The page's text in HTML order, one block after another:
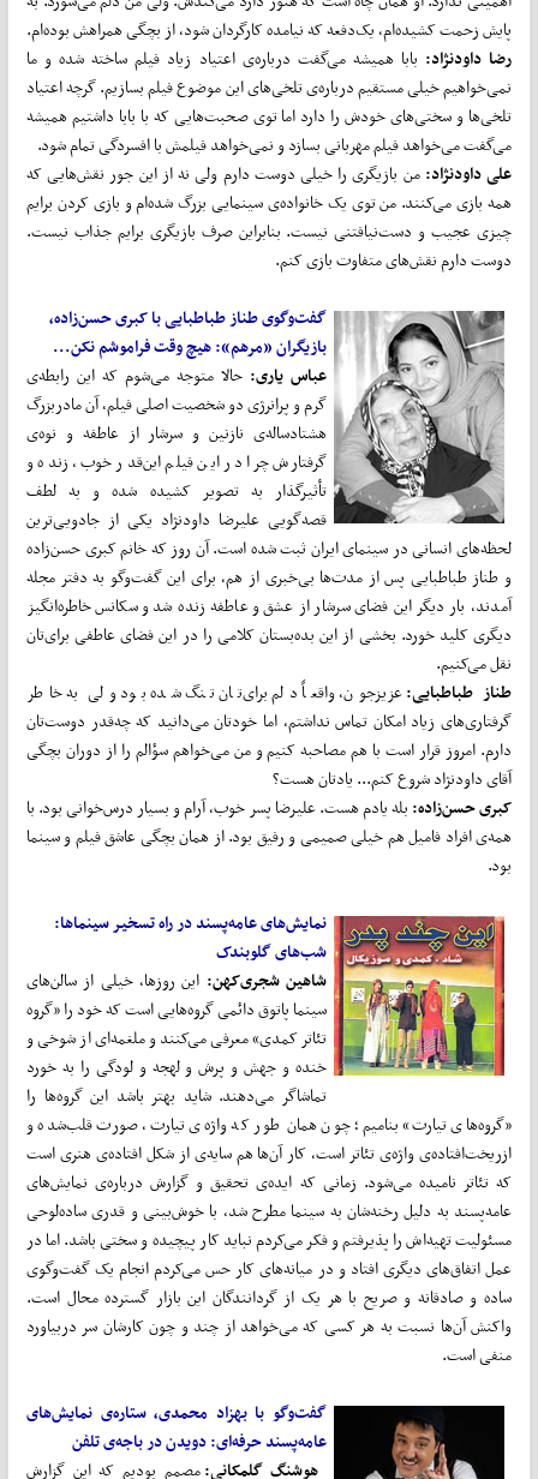
پایش زحمت کشیده‌ام، یک‌دفعه که نیامده کارگردان شود، از بچگی همراهش بوده‌ام.
رضا داودنژاد:بابا همیشه می‌گفت درباره‌ی اعتیاد زیاد فیلم ساخته شده و ما
نمی‌خواهیم خیلی مستقیم درباره‌ی تلخی‌های این موضوع فیلم بسازیم. گرچه اعتیاد
تلخی‌ها و سختی‌های خودش را دارد اما توی صحبت‌هایی که با بابا داشتیم همیشه
می‌گفت می‌خواهد فیلم مهربانی بسازد و نمی‌خواهد فیلمش با افسردگی تمام شود.
علی داودنژاد:من بازیگری را خیلی دوست دارم ولی نه از این جور نقش‌هایی که
همه بازی می‌کنند. من توی یک خانواده‌ی سینمایی بزرگ شده‌ام و بازی کردن برایم
چیزی عجیب و دست‌نیافتنی نیست. بنابراین صرف بازیگری برایم جذاب نیست.
دوست دارم نقش‌های متفاوت بازی کنم.
گفت‌وگوی طناز طباطبایی با کبری حسن‌زاده،
بازیگران «مرهم»: هیچ وقت فراموشم نکن...
عباس یاری:حالا متوجه می‌شوم که این رابطه‌ی
گرم و پرانرژی دو شخصیت اصلی فیلم، آن مادربزرگ
هشتادساله‌ی نازنین و سرشار از عاطفه و نوه‌ی
گرفتارش چرا در این فیلم این‌قدر خوب، زنده و
تأثیرگذار به تصویر کشیده شده و به لطف
قصه‌گویی علیرضا داودنژاد یکی از جادویی‌ترین
لحظه‌های انسانی در سینمای ایران ثبت شده است. آن روز که خانم کبری حسن‌زاده
و طناز طباطبایی پس از مدت‌ها بی‌خبری از هم، برای این گفت‌وگو به دفتر مجله
آمدند، بار دیگر این فضای سرشار از عشق و عاطفه زنده شد و سکانس خاطره‌انگیز
دیگری کلید خورد. بخشی از این بده‌بستان کلامی را در این فضای عاطفی برای‌تان
نقل می‌کنیم.
طناز طباطبایی:عزیزجون، واقعاً دلم برای‌تان تنگ شده بود ولی به خاطر
گرفتاری‌های زیاد امکان تماس نداشتم، اما خودتان می‌دانید که چه‌قدر دوست‌تان
دارم. امروز قرار است با هم مصاحبه کنیم و من می‌خواهم سؤالم را از دوران بچگی‌
آقای داودنژاد شروع کنم... یادتان هست؟
کبری حسن‌زاده:بله یادم هست. علیرضا پسر خوب، آرام و بسیار درس‌خوانی بود. با
همه‌ی افراد فامیل هم خیلی صمیمی و رفیق بود. از همان بچگی عاشق‌ فیلم و سینما
بود.
نمایش‌های عامه‌پسند در راه تسخیر سینماها:
شب‌های گلوبندک
شاهین شجری‌کهن:این روزها، خیلی از سالن‌های
سینما پاتوق دائمی گروه‌هایی است که خود را «گروه
تئاتر کمدی» معرفی می‌کنند و ملغمه‌ای از شوخی و
خنده و جهش و پرش و لهجه و لودگی را به خورد
تماشاگر می‌دهند. شاید بهتر باشد این گروه‌ها را
«گروه‌های تیارت» بنامیم؛ چون همان‌ طور که واژه‌ی تیارت، صورت قلب‌شده و
ازریخت‌افتاده‌ی واژه‌ی تئاتر است، کار آن‌ها هم سایه‌ی از شکل افتاده‌ی هنری است
که تئاتر نامیده می‌شود. زمانی که ایده‌ی تحقیق و گزارش درباره‌ی نمایش‌های
عامه‌پسند به دلیل رخنه‌شان به سینما مطرح شد، با خوش‌بینی و قدری ساده‌لوحی
مسئولیت تهیه‌اش را پذیرفتم و فکر می‌کردم نباید کار پیچیده و سختی باشد. اما در
عمل اتفاق‌های دیگری افتاد و در میانه‌های کار حس می‌کردم انجام یک گفت‌وگوی
ساده و صادقانه و صریح با هر یک از گردانندگان این بازار گسترده محال است.
واکنش آن‌ها نسبت به هر کسی که می‌خواهد از چند و چون کارشان سر دربیاورد
منفی است.
گفت‌وگو با بهزاد محمدی، ستاره‌ی نمایش‌های
عامه‌پسند حرفه‌ای: دویدن در باجه‌ی تلفن
هوشنگ گلمکانی:مصمم بودیم که این گزارش